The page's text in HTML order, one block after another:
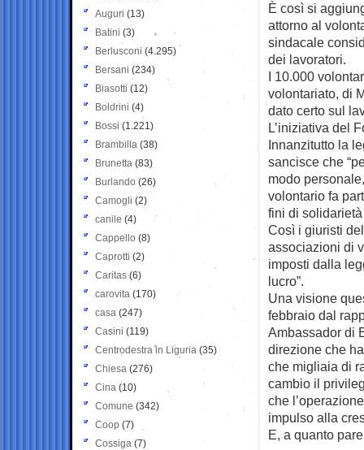
È così si
attorno al
sindacale
dei lavoratori.
I 10.000
volontariato, di
dato certo sul
L’iniziativa del
Innanzitutto la
sancisce che
modo
volontario fa
fini di solidarietà
Così i giuristi
associazioni di
imposti dalla
lucro”.
Una visione
febbraio dal
Ambassador di
direzione che
che migliaia di
cambio il
che
impulso alla
E, a quanto
Auguri (13)
Batini (3)
Berlusconi (4.295)
Bersani (234)
Biasotti (12)
Boldrini (4)
Bossi (1.221)
Brambilla (38)
Brunetta (83)
Burlando (26)
Camogli (2)
canile (4)
Cappello (8)
Caprotti (2)
Caritas (6)
carovita (170)
casa (247)
Casini (119)
Centrodestra in Liguria (35)
Chiesa (276)
Cina (10)
Comune (342)
Coop (7)
Cossiga (7)